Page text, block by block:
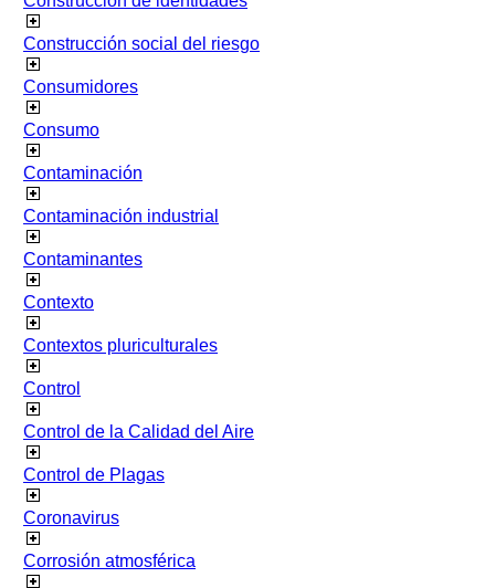
Construcción social del riesgo
Consumidores
Consumo
Contaminación
Contaminación industrial
Contaminantes
Contexto
Contextos pluriculturales
Control
Control de la Calidad del Aire
Control de Plagas
Coronavirus
Corrosión atmosférica